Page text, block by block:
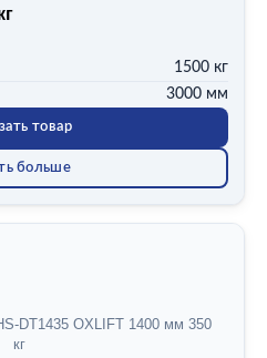
1500 кг
3000 мм
товар
больше
DT1435 OXLIFT 1400 мм 350
кг